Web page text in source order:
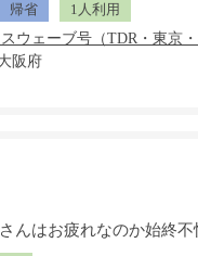
帰省
1人利用
阪府
んはお疲れなのか始終